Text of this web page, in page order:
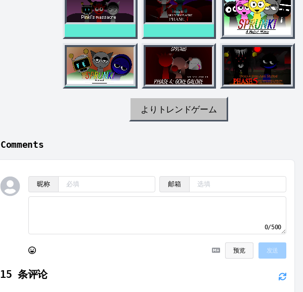
よりトレンドゲーム
Comments
昵称 邮箱
0/500
预览 发送
15 条评论